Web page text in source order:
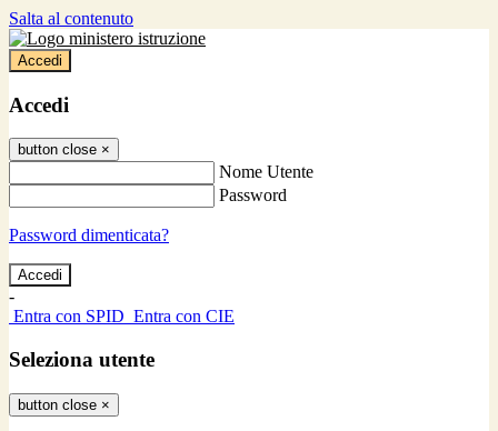
Salta al contenuto
Accedi
Accedi
button close ×
Nome Utente
Password
Password dimenticata?
-
Entra con SPID Entra con CIE
Seleziona utente
button close ×